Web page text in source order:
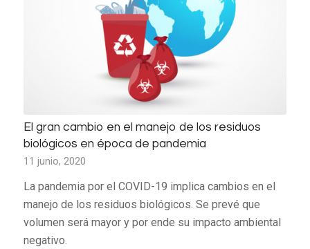
El gran cambio en el manejo de los residuos
biológicos en época de pandemia
11 junio, 2020
La pandemia por el COVID-19 implica cambios en el
manejo de los residuos biológicos. Se prevé que
volumen será mayor y por ende su impacto ambiental
negativo.